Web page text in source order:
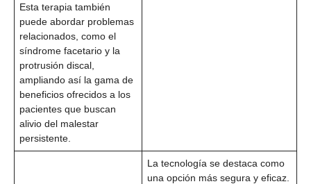
Esta terapia también
puede abordar problemas
relacionados, como el
síndrome facetario y la
protrusión discal,
ampliando así la gama de
beneficios ofrecidos a los
pacientes que buscan
alivio del malestar
persistente.
La tecnología se destaca como
una opción más segura y eficaz.